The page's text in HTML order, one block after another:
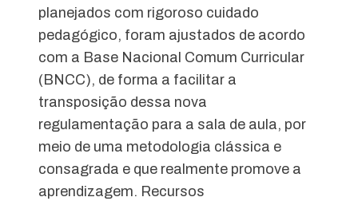
planejados com rigoroso cuidado
pedagógico, foram ajustados de acordo
com a Base Nacional Comum Curricular
(BNCC), de forma a facilitar a
transposição dessa nova
regulamentação para a sala de aula, por
meio de uma metodologia clássica e
consagrada e que realmente promove a
aprendizagem. Recursos